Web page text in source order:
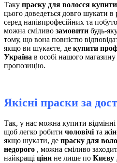
Таку праску для волосся
цього доведеться довго шукати
серед напівпрофесійних та
можна сміливо замовити будь-
тому, що вона повністю
якщо ви шукаєте, де купити
Україна в особі нашого
пропозицію.
Якісні праски за
Так, у нас можна купити відмінні
щоб легко робити чоловічі та
якщо шукати, де праску для
недорого , можна сміливо
найкращі ціни не лише по Києву